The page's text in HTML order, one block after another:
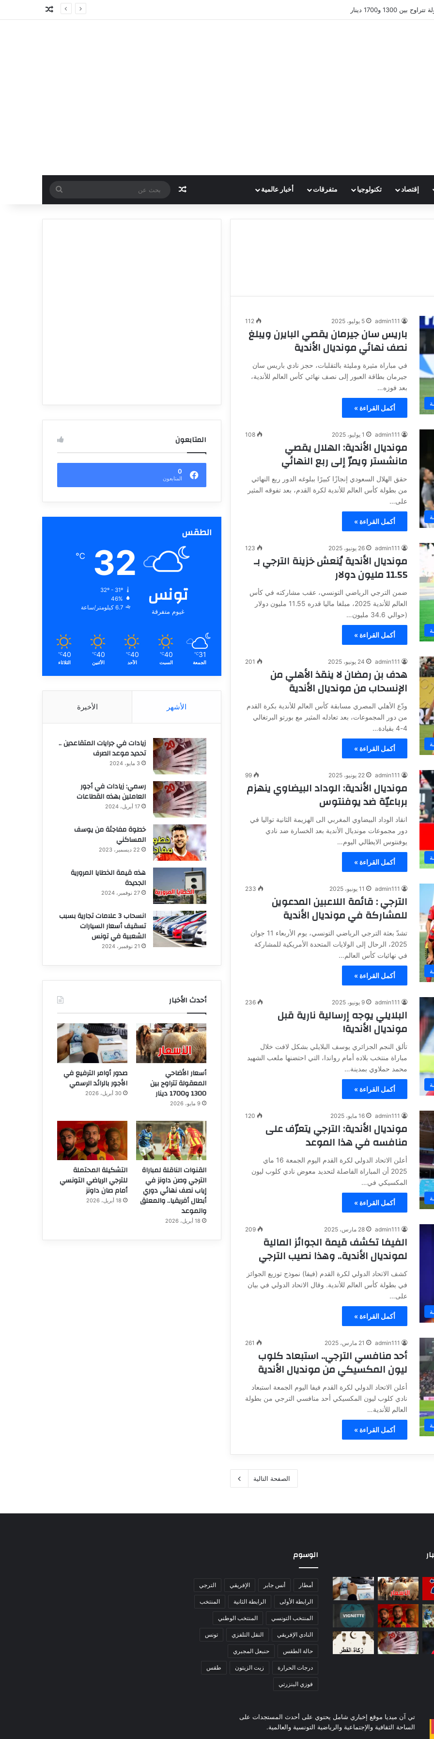
1300 و1700 دينار مقال عشوائي
إقتصاد تكنولوجيا متفرقات أخبار عالمية مقال عشوائي
بحث
عن
admin111 5 يوليو، 2025 112
باريس سان جيرمان يقصي البايرن ويبلغ
نصف نهائي مونديال الأندية
في مباراة مثيرة ومليئة بالتقلبات، حجز نادي باريس سان
جيرمان بطاقة العبور إلى نصف نهائي كأس العالم للأندية،
بعد فوزه…
أكمل القراءة »
admin111 1 يوليو، 2025 108
مونديال الأندية: الهلال يقصي
مانشستر ويمرّ إلى ربع النهائي
حقق الهلال السعودي إنجازًا كبيرًا ببلوغه الدور ربع النهائي
من بطولة كأس العالم للأندية لكرة القدم، بعد تفوقه المثير
على…
أكمل القراءة »
admin111 26 يونيو، 2025 123
مونديال الأندية يُنعش خزينة الترجي بـ
11.55 مليون دولار
ضمن الترجي الرياضي التونسي، عقب مشاركته في كأس
العالم للأندية 2025، مبلغا ماليا قدره 11.55 مليون دولار
(حوالي 34.6 مليون…
أكمل القراءة »
admin111 24 يونيو، 2025 201
هدف بن رمضان لا ينقذ الأهلي من
الإنسحاب من مونديال الأندية
ودّع الأهلي المصري مسابقة كأس العالم للأندية بكرة القدم
من دور المجموعات، بعد تعادله المثير مع بورتو البرتغالي
4-4 بقيادة…
أكمل القراءة »
admin111 22 يونيو، 2025 99
مونديال الأندية: الوداد البيضاوي ينهزم
برباعيّة ضد يوفنتوس
انقاد الوداد البيضاوي المغربي الى الهزيمة الثانية تواليا في
دور مجموعات مونديال الأندية بعد الخسارة ضد نادي
يوفنتوس الايطالي اليوم…
أكمل القراءة »
admin111 11 يونيو، 2025 233
الترجي : قائمة اللاعبين المدعوين
للمشاركة في مونديال الأندية
تشدّ بعثة الترجي الرياضي التونسي، يوم الأربعاء 11 جوان
2025، الرحال إلى الولايات المتحدة الأمريكية للمشاركة
في نهائيات كأس العالم…
أكمل القراءة »
admin111 9 يونيو، 2025 236
البلايلي يوجه إرسالية نارية قبل
مونديال الأندية!
تألق النجم الجزائري يوسف البلايلي بشكل لافت خلال
مباراة منتخب بلاده أمام رواندا، التي احتضنها ملعب الشهيد
محمد حملاوي بمدينة…
أكمل القراءة »
admin111 16 مايو، 2025 120
مونديال الأندية: الترجي يتعرّف على
منافسه في هذا الموعد
أعلن الاتحاد الدولي لكرة القدم اليوم الجمعة 16 ماي
2025 أن المباراة الفاصلة لتحديد معوض نادي كلوب ليون
المكسيكي في…
أكمل القراءة »
admin111 28 مارس، 2025 209
الفيفا تكشف قيمة الجوائز المالية
لمونديال الأندية.. وهذا نصيب الترجي
كشف الاتحاد الدولي لكرة القدم (فيفا) نموذج توزيع الجوائز
في بطولة كأس العالم للأندية. وقال الاتحاد الدولي في بيان
على…
أكمل القراءة »
admin111 21 مارس، 2025 261
أحد منافسي الترجي.. استبعاد كلوب
ليون المكسيكي من مونديال الأندية
أعلن الاتحاد الدولي لكرة القدم فيفا اليوم الجمعة استبعاد
نادي كلوب ليون المكسيكي أحد منافسي الترجي من بطولة
العالم للأندية…
أكمل القراءة »
الصفحة التالية
المتابعون
0
المتابعون
الطقس
تونس
غيوم متفرقة
32
℃
32º - 31º
46%
6.7 كيلومتر/ساعة
31
℃
الجمعة
40
℃
السبت
40
℃
الأحد
40
℃
الأثنين
40
℃
الثلاثاء
الأشهر الأخيرة
زيادات في جرايات المتقاعدين ..
تحديد موعد الصرف
3 مايو، 2024
رسمي: زيادات في أجور
العاملين بهذه القطاعات
17 أبريل، 2024
خطوة مفاجئة من يوسف
المساكني
22 ديسمبر، 2023
هذه قيمة الخطايا المرورية
الجديدة
27 نوفمبر، 2024
انسحاب 3 علامات تجارية بسبب
تسقيف أسعار السيارات
الشعبية في تونس
21 نوفمبر، 2024
أحدث الأخبار
أسعار الأضاحي
المعقولة تتراوح بين
1300 و1700 دينار
9 مايو، 2026
صدور أوامر الترفيع في
الأجور بالرائد الرسمي
30 أبريل، 2026
القنوات الناقلة لمباراة
الترجي وصن داونز في
إياب نصف نهائي دوري
أبطال أفريقيا.. والمعلق
والموعد
18 أبريل، 2026
التشكيلة المحتملة
للترجي الرياضي التونسي
أمام صان داونز
18 أبريل، 2026
الوسوم
أمطار أنس جابر الإفريقي الترجي
الرابطة الأولى الرابطة الثانية المنتخب
المنتخب التونسي المنتخب الوطني
النادي الإفريقي النقل التلفزي تونس
حالة الطقس حنبعل المجبري
درجات الحرارة زيت الزيتون طقس
فوزي البنزرتي
تي آن ميديا موقع إخباري شامل يحتوي على أحدث المستجدات على
الساحة الثقافية والإجتماعية والرياضية التونسية والعالمية.